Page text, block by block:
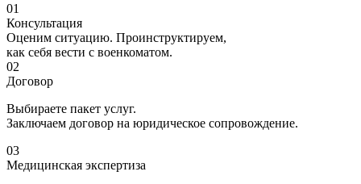
01
Консультация
Оценим ситуацию. Проинструктируем,
как себя вести с военкоматом.
02
Договор
Выбираете пакет услуг.
Заключаем договор на юридическое сопровождение.
03
Медицинская экспертиза